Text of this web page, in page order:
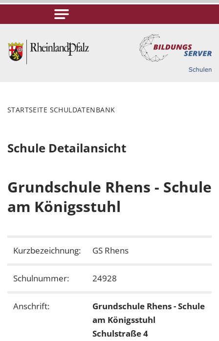
STARTSEITE SCHULDATENBANK
Schule Detailansicht
Grundschule Rhens - Schule
am Königsstuhl
Kurzbezeichnung: GS Rhens
Schulnummer: 24928
Anschrift:
Grundschule Rhens - Schule
am Königsstuhl
Schulstraße 4